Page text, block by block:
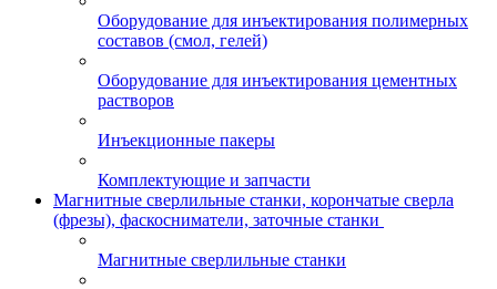
Оборудование для инъектирования полимерных
составов (смол, гелей)
Оборудование для инъектирования цементных
растворов
Инъекционные пакеры
Комплектующие и запчасти
Магнитные сверлильные станки, корончатые сверла
(фрезы), фаскосниматели, заточные станки
Магнитные сверлильные станки